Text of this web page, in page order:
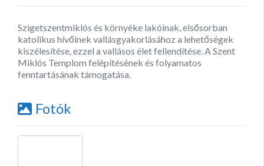
Szigetszentmiklós és környéke lakóinak, elsősorban
katolikus hívőinek vallásgyakorlásához a lehetőségek
kiszélesítése, ezzel a vallásos élet fellendítése. A Szent
Miklós Templom felépítésének és folyamatos
fenntartásának támogatása.
Fotók